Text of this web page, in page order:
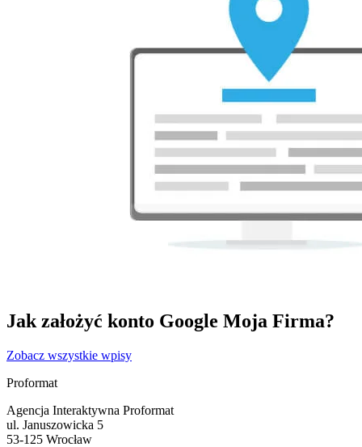
Jak założyć konto Google Moja Firma?
Zobacz wszystkie wpisy
Proformat
Agencja Interaktywna Proformat
ul. Januszowicka 5
53-125 Wrocław